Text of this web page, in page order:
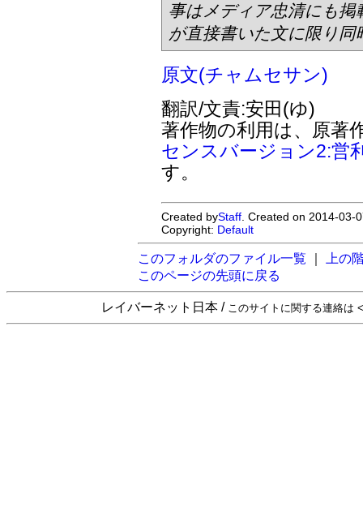
事はメディア忠清にも
が直接書いた文に限り
原文(チャムセサン)
翻訳/文責:安田(ゆ)
著作物の利用は、原著
センスバージョン2:営
す。
Created byStaff. Created on 2014-03-
Copyright: Default
このフォルダのファイル一覧
上の
このページの先頭に戻る
レイバーネット日本 / このサイトに関する連絡は